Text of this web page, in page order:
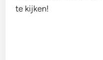
te kijken!